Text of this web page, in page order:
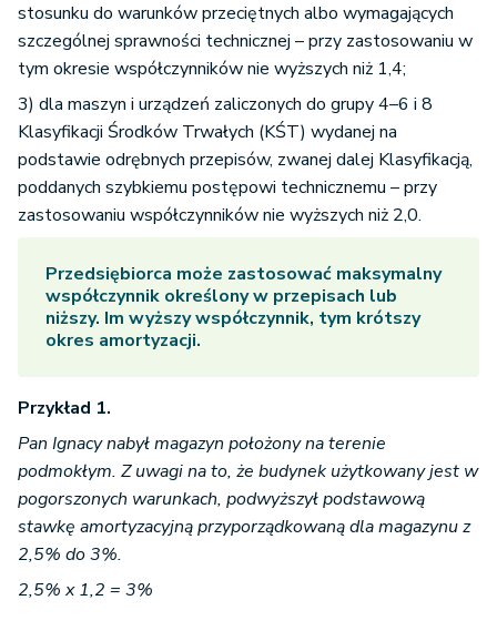
stosunku do warunków przeciętnych albo wymagających
szczególnej sprawności technicznej – przy zastosowaniu w
tym okresie współczynników nie wyższych niż 1,4;
3) dla maszyn i urządzeń zaliczonych do grupy 4–6 i 8
Klasyfikacji Środków Trwałych (KŚT) wydanej na
podstawie odrębnych przepisów, zwanej dalej Klasyfikacją,
poddanych szybkiemu postępowi technicznemu – przy
zastosowaniu współczynników nie wyższych niż 2,0.
Przedsiębiorca może zastosować maksymalny
współczynnik określony w przepisach lub
niższy. Im wyższy współczynnik, tym krótszy
okres amortyzacji.
Przykład 1.
Pan Ignacy nabył magazyn położony na terenie
podmokłym. Z uwagi na to, że budynek użytkowany jest w
pogorszonych warunkach, podwyższył podstawową
stawkę amortyzacyjną przyporządkowaną dla magazynu z
2,5% do 3%.
2,5% x 1,2 = 3%